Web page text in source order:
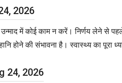
2026
उन्माद में कोई काम न करें। निर्णय लेने से
होने की संभावना है। स्वास्थ्य का
24, 2026